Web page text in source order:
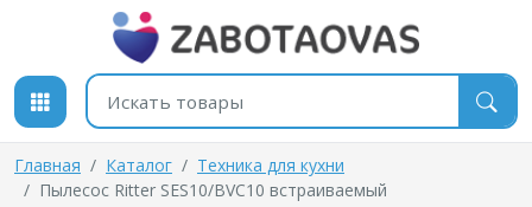
К содержимому
Поиск товаров
Главная Каталог
Техника для кухни
Пылесос Ritter SES10/BVC10 встраиваемый